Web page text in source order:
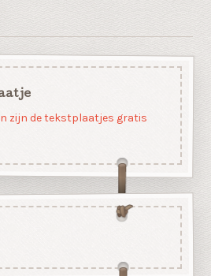
zijn de tekstplaatjes gratis